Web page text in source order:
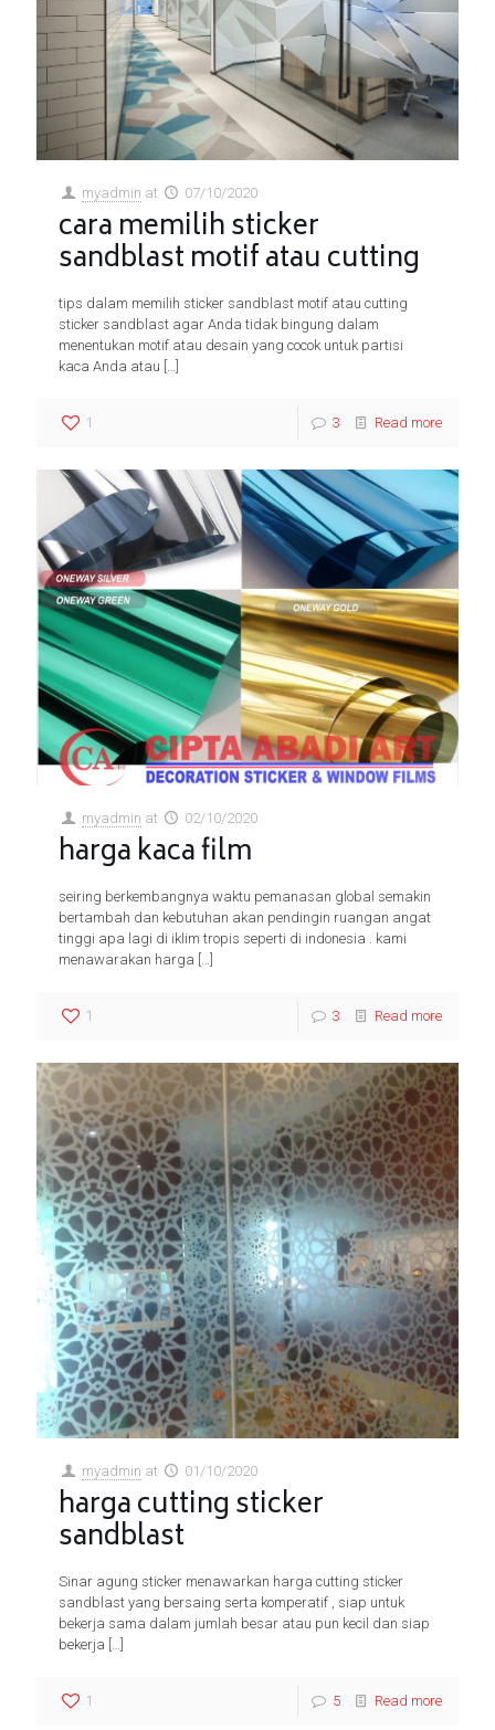
myadmin at 07/10/2020
cara memilih sticker
sandblast motif atau cutting
tips dalam memilih sticker sandblast motif atau cutting
sticker sandblast agar Anda tidak bingung dalam
menentukan motif atau desain yang cocok untuk partisi
kaca Anda atau
1 3 Read more
myadmin at 02/10/2020
harga kaca film
seiring berkembangnya waktu pemanasan global semakin
bertambah dan kebutuhan akan pendingin ruangan angat
tinggi apa lagi di iklim tropis seperti di indonesia . kami
menawarakan harga […]
1 3 Read more
myadmin at 01/10/2020
harga cutting sticker
sandblast
Sinar agung sticker menawarkan harga cutting sticker
sandblast yang bersaing serta komperatif , siap untuk
bekerja sama dalam jumlah besar atau pun kecil dan siap
bekerja […]
1 5 Read more